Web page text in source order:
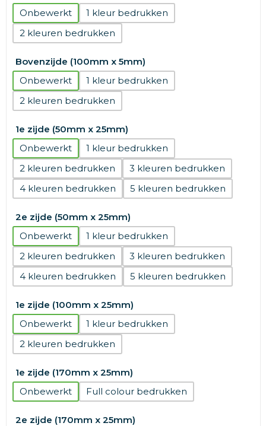
Onbewerkt
1
2
Bovenzijde (100mm x 5mm)
Onbewerkt
1
2
1e zijde (50mm x 25mm)
Onbewerkt
1
2
3
4
5
2e zijde (50mm x 25mm)
Onbewerkt
1
2
3
4
5
1e zijde (100mm x 25mm)
Onbewerkt
1
2
1e zijde (170mm x 25mm)
Onbewerkt
Full colour
2e zijde (170mm x 25mm)